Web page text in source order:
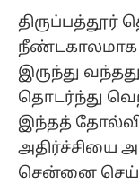
திருப்பத்தூர்
இருந்து
தொடர்ந்து
இந்தத் தோல்வி
அதிர்ச்சியை
சென்னை